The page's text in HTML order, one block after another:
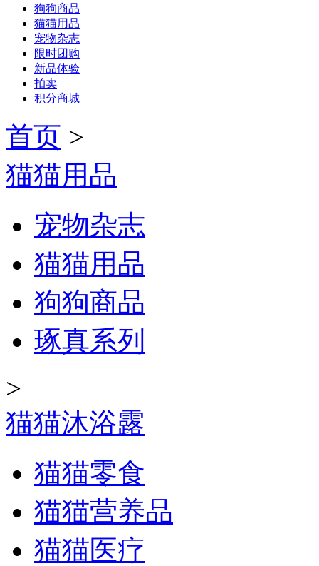
狗狗商品
猫猫用品
宠物杂志
限时团购
新品体验
拍卖
积分商城
首页 >
猫猫用品
宠物杂志
猫猫用品
狗狗商品
琢真系列
>
猫猫沐浴露
猫猫零食
猫猫营养品
猫猫医疗